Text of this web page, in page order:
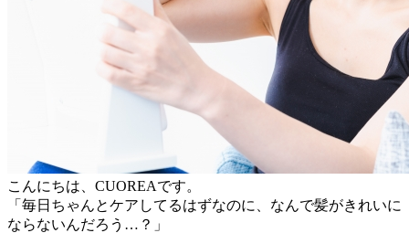
こんにちは、CUOREAです。
「毎日ちゃんとケアしてるはずなのに、なんで髪がきれいに
ならないんだろう…？」